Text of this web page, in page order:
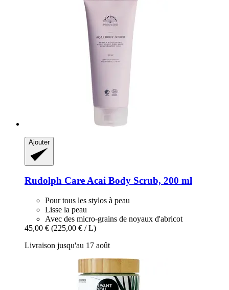
Ajouter
Rudolph CareAcai Body Scrub, 200 ml
Pour tous les stylos à peau
Lisse la peau
Avec des micro-grains de noyaux d'abricot
45,00 € (225,00 € / L)
Livraison jusqu'au 17 août